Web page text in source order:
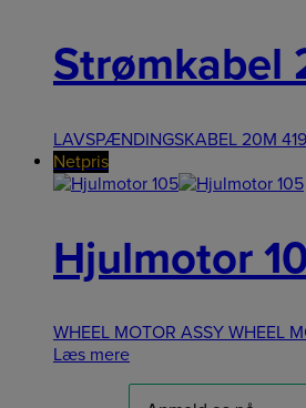
Strømkabel
LAVSPÆNDINGSKABEL 20M
Netpris
Hjulmotor
WHEEL MOTOR ASSY WHEEL
Læs mere